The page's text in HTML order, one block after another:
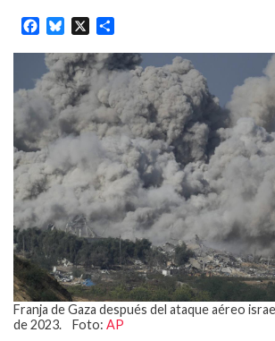
Facebook
Bluesky
X
Franja de Gaza después del ataque aéreo
de 2023. Foto: AP